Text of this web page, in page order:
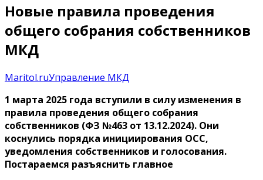
Новые правила проведения
общего собрания собственников
МКД
Maritol.ruУправление МКД
1 марта 2025 года вступили в силу изменения в
правила проведения общего собрания
собственников (ФЗ №463 от 13.12.2024). Они
коснулись порядка инициирования ОСС,
уведомления собственников и голосования.
Постараемся разъяснить главное